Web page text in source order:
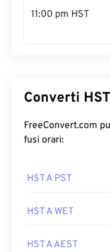
11:00 pm HST
Converti
FreeConvert.com
fusi orari:
HST A PST
HST A WET
HST A AEST